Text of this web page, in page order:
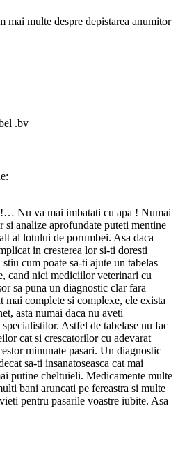
mai multe despre depistarea anumitor
.bv
Nu va mai imbatati cu apa ! Numai
si analize aprofundate puteti mentine
al lotului de porumbei. Asa daca
in cresterea lor si-ti doresti
cum poate sa-ti ajute un tabelas
cand nici mediciilor veterinari cu
sa puna un diagnostic clar fara
mai complete si complexe, ele exista
asta numai daca nu aveti
Astfel de tabelase nu fac
cat si crescatorilor cu adevarat
minunate pasari. Un diagnostic
sa-ti insanatoseasca cat mai
putine cheltuieli. Medicamente multe
bani aruncati pe fereastra si multe
pentru pasarile voastre iubite. Asa